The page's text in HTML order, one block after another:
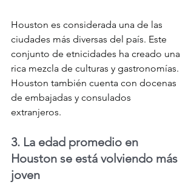
Houston es considerada una de las
ciudades más diversas del país. Este
conjunto de etnicidades ha creado una
rica mezcla de culturas y gastronomías.
Houston también cuenta con docenas
de embajadas y consulados
extranjeros.
3. La edad promedio en
Houston se está volviendo más
joven